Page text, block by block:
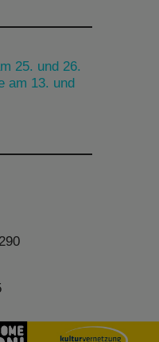
25. und 26.
am 13. und